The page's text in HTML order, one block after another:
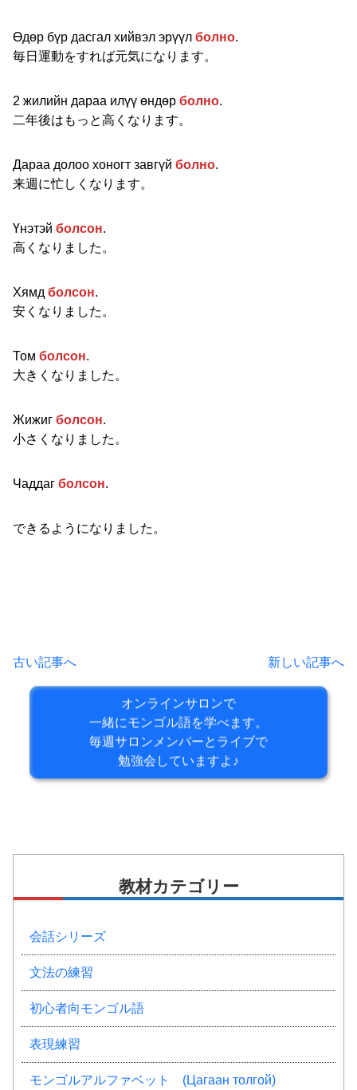
Өдөр бүр дасгал хийвэл эрүүл болно.
毎日運動をすれば元気になります。
2 жилийн дараа илүү өндөр болно.
二年後はもっと高くなります。
Дараа долоо хоногт завгүй болно.
来週に忙しくなります。
Үнэтэй болсон.
高くなりました。
Хямд болсон.
安くなりました。
Том болсон.
大きくなりました。
Жижиг болсон.
小さくなりました。
Чаддаг болсон.
できるようになりました。
古い記事へ 新しい記事へ
オンラインサロンで
一緒にモンゴル語を学べます。
毎週サロンメンバーとライブで
勉強会していますよ♪
教材カテゴリー
会話シリーズ
文法の練習
初心者向モンゴル語
表現練習
モンゴルアルファベット (Цагаан толгой)